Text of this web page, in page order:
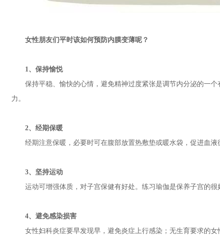
女性朋友们平时该如何预防内膜变薄呢？
1、保持愉悦
保持平稳、愉快的心情，避免精神过度紧张是调节内分泌的一个
力。
2、经期保暖
经期注意保暖，必要时可在腹部放置热敷垫或暖水袋，促进血液
3、坚持运动
运动可增强体质，对子宫保健有好处。练习瑜伽是保养子宫的很
4、避免感染损害
女性妇科炎症要早发现早，避免炎症上行感染；无生育要求的女